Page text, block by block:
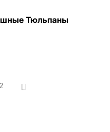
Тюльпаны
2